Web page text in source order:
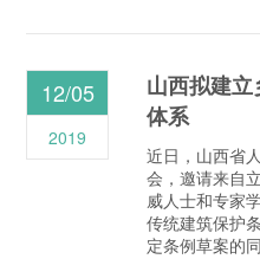
山西拟建
体系
近日，山西省
会，邀请来自
威人士和专家
传统建筑保护
定条例草案的
12/05
2019